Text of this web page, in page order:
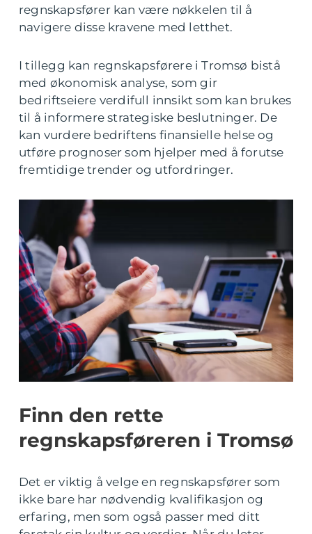
regnskapsfører kan være nøkkelen til å
navigere disse kravene med letthet.
I tillegg kan regnskapsførere i Tromsø bistå
med økonomisk analyse, som gir
bedriftseiere verdifull innsikt som kan brukes
til å informere strategiske beslutninger. De
kan vurdere bedriftens finansielle helse og
utføre prognoser som hjelper med å forutse
fremtidige trender og utfordringer.
Finn den rette
regnskapsføreren i Tromsø
Det er viktig å velge en regnskapsfører som
ikke bare har nødvendig kvalifikasjon og
erfaring, men som også passer med ditt